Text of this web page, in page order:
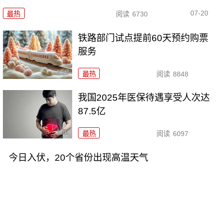
最热 阅读 6730 07-20
铁路部门试点提前60天预约购票
服务
最热 阅读 8848
我国2025年医保待遇享受人次达
87.5亿
最热 阅读 6097
今日入伏，20个省份出现高温天气